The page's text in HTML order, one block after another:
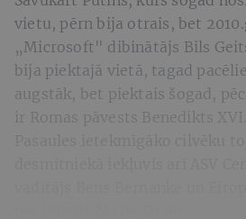
vietu, pērn bija otrais, bet
„Microsoft" dibinātājs Bils
bija piektajā vietā, tagad
augstāk, bet piektais šogad,
ir Romas pāvests Benedikts XVI.